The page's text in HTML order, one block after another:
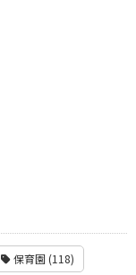
保育園 (118)